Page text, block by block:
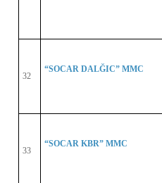
32
“SOCAR DALĞIC” MMC
33
“SOCAR KBR” MMC